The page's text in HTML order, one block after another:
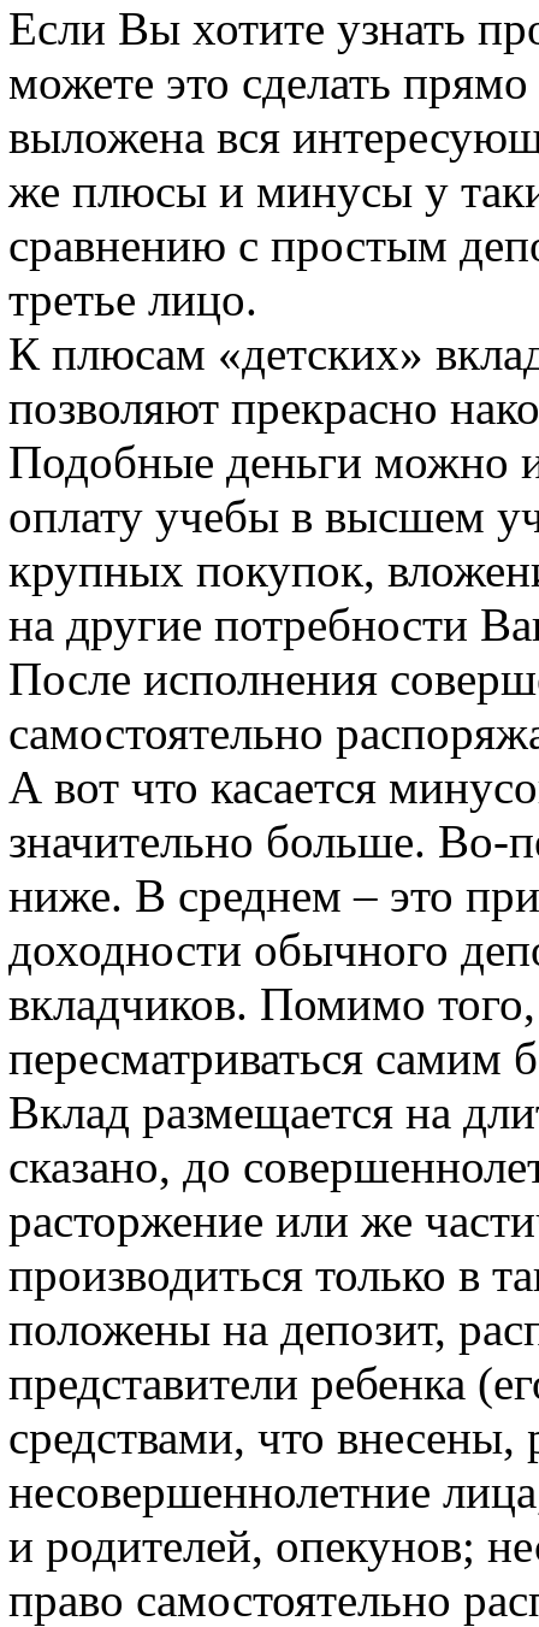
Если Вы хотите узнать
можете это сделать
выложена вся
же плюсы и минусы у
сравнению с простым
третье лицо.
К плюсам «детских»
позволяют прекрасно
Подобные деньги можно
оплату учебы в высшем
крупных покупок,
на другие потребности
После исполнения
самостоятельно
А вот что касается
значительно больше. Во-
ниже. В среднем – это
доходности обычного
вкладчиков. Помимо
пересматриваться самим
Вклад размещается на
сказано, до
расторжение или же
производиться только в
положены на депозит,
представители ребенка
средствами, что внесены,
несовершеннолетние
и родителей, опекунов;
право самостоятельно